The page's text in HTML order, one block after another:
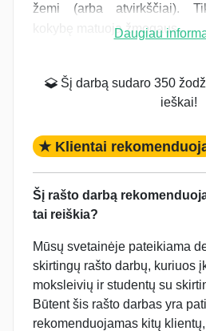
žemi (arba atvirkščiai).
kokybę matuoja žmogaus...
Daugiau
Šį darbą sudaro 350
ieškai!
★ Klientai
Šį rašto darbą
tai reiškia?
Mūsų svetainėje pateikiama
skirtingų rašto darbų, kuriuos
moksleivių ir studentų su
Būtent šis rašto darbas yra
rekomenduojamas kitų